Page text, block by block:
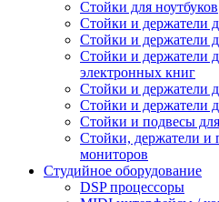
Стойки для ноутбуков
Стойки и держатели
Стойки и держатели
Стойки и держатели
электронных книг
Стойки и держатели
Стойки и держатели
Стойки и подвесы
Стойки, держатели и
мониторов
Студийное оборудование
DSP процессоры